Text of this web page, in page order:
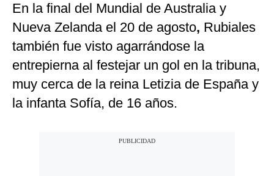
En la final del Mundial de Australia y
Nueva Zelanda el 20 de agosto, Rubiales
también fue visto agarrándose la
entrepierna al festejar un gol en la tribuna,
muy cerca de la reina Letizia de España y
la infanta Sofía, de 16 años.